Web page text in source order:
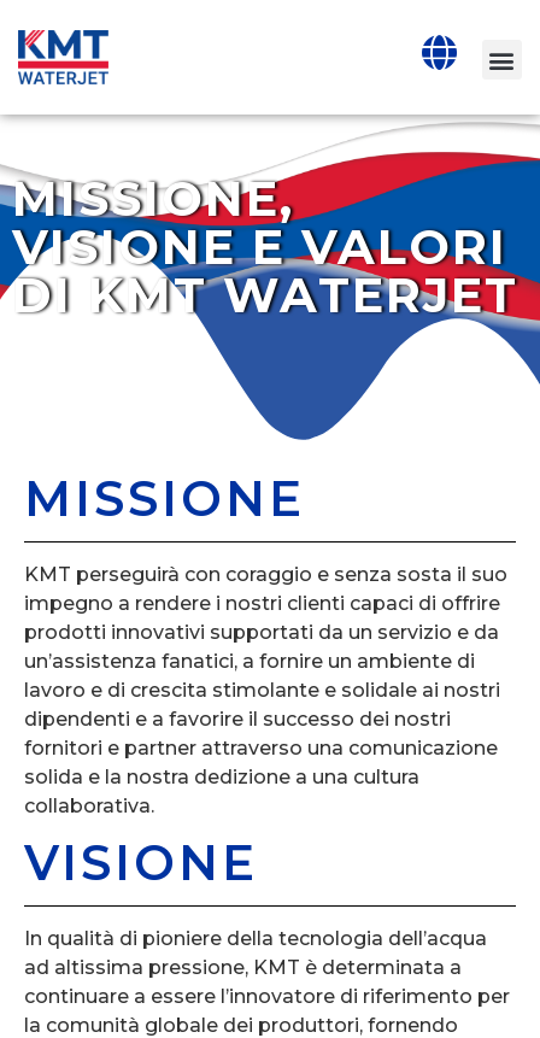
MISSIONE,
VISIONE E VALORI
DI KMT WATERJET
MISSIONE
KMT perseguirà con coraggio e senza sosta il suo
impegno a rendere i nostri clienti capaci di offrire
prodotti innovativi supportati da un servizio e da
un’assistenza fanatici, a fornire un ambiente di
lavoro e di crescita stimolante e solidale ai nostri
dipendenti e a favorire il successo dei nostri
fornitori e partner attraverso una comunicazione
solida e la nostra dedizione a una cultura
collaborativa.
VISIONE
In qualità di pioniere della tecnologia dell’acqua
ad altissima pressione, KMT è determinata a
continuare a essere l’innovatore di riferimento per
la comunità globale dei produttori, fornendo